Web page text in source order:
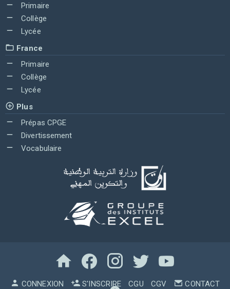
Primaire
Collège
Lycée
France
Primaire
Collège
Lycée
Plus
Prépas CPGE
Divertissement
Vocabulaire
CONNEXION S'INSCRIRE CGU CGV CONTACT